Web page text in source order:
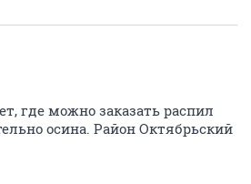
где можно заказать распил
осина. Район Октябрьский